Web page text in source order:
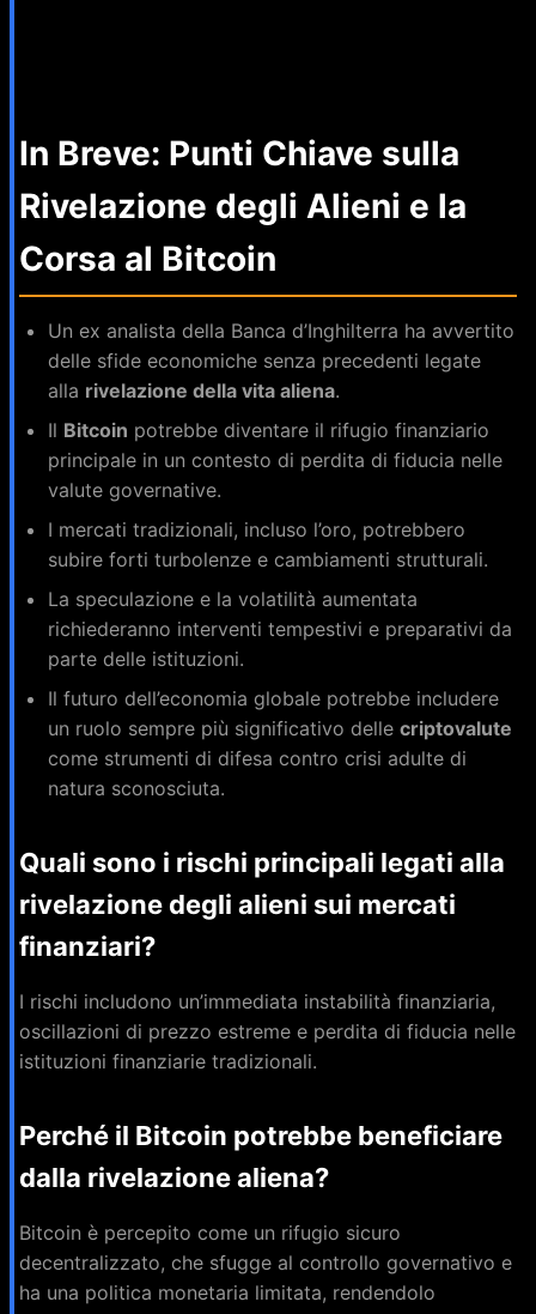
In Breve: Punti Chiave sulla
Rivelazione degli Alieni e la
Corsa al Bitcoin
Un ex analista della Banca d’Inghilterra ha avvertito
delle sfide economiche senza precedenti legate
alla rivelazione della vita aliena.
Il Bitcoin potrebbe diventare il rifugio finanziario
principale in un contesto di perdita di fiducia nelle
valute governative.
I mercati tradizionali, incluso l’oro, potrebbero
subire forti turbolenze e cambiamenti strutturali.
La speculazione e la volatilità aumentata
richiederanno interventi tempestivi e preparativi da
parte delle istituzioni.
Il futuro dell’economia globale potrebbe includere
un ruolo sempre più significativo delle criptovalute
come strumenti di difesa contro crisi adulte di
natura sconosciuta.
Quali sono i rischi principali legati alla
rivelazione degli alieni sui mercati
finanziari?
I rischi includono un’immediata instabilità finanziaria,
oscillazioni di prezzo estreme e perdita di fiducia nelle
istituzioni finanziarie tradizionali.
Perché il Bitcoin potrebbe beneficiare
dalla rivelazione aliena?
Bitcoin è percepito come un rifugio sicuro
decentralizzato, che sfugge al controllo governativo e
ha una politica monetaria limitata, rendendolo